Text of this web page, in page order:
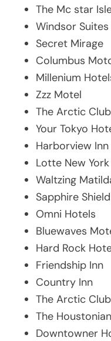
The Mc star
Windsor
Secret Mirage
Columbus
Millenium
Zzz Motel
The Arctic Club
Your Tokyo
Harborview
Lotte New
Waltzing
Sapphire
Omni Hotels
Bluewaves
Hard Rock
Friendship Inn
Country Inn
The Arctic Club
The
Downtowner